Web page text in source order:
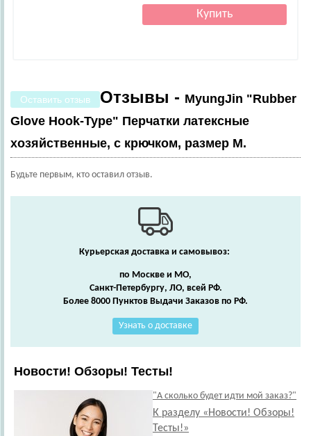
Оставить отзыв Отзывы - MyungJin "Rubber
Glove Hook-Type" Перчатки латексные
хозяйственные, c крючком, размер M.
Будьте первым, кто оставил отзыв.
Курьерская доставка и самовывоз:
по Москве и МО,
Санкт-Петербургу, ЛО, всей РФ.
Более 8000 Пунктов Выдачи Заказов по РФ.
Узнать о доставке
Новости! Обзоры! Тесты!
"А сколько будет идти мой заказ?"
К разделу «Новости! Обзоры!
Тесты!»